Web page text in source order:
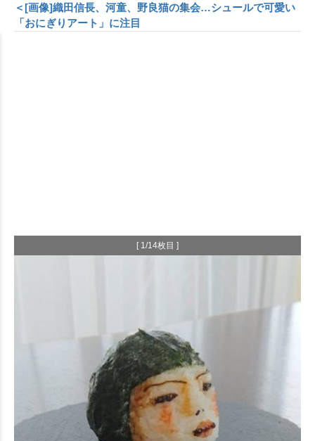
＜[画像]織田信長、河童、野良猫の集会…シュールで可愛い
「おにぎりアート」に注目
[ 1/14枚目 ]